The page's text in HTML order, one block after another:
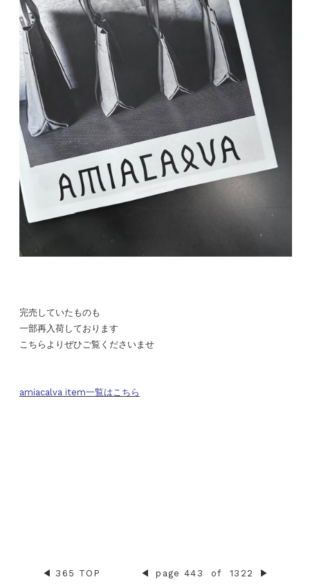
完売していたものも
一部再入荷しております
こちらよりぜひご覧くださいませ
amiacalva item一覧はこちら
◀︎ 365 TOP ◀︎ page 443 of 1322 ▶︎